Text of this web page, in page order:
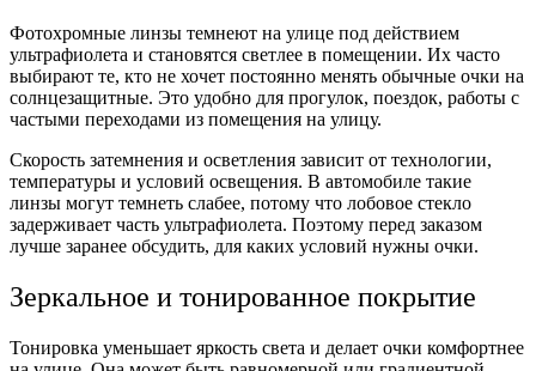
Фотохромные линзы темнеют на улице под действием
ультрафиолета и становятся светлее в помещении. Их часто
выбирают те, кто не хочет постоянно менять обычные очки на
солнцезащитные. Это удобно для прогулок, поездок, работы с
частыми переходами из помещения на улицу.
Скорость затемнения и осветления зависит от технологии,
температуры и условий освещения. В автомобиле такие
линзы могут темнеть слабее, потому что лобовое стекло
задерживает часть ультрафиолета. Поэтому перед заказом
лучше заранее обсудить, для каких условий нужны очки.
Зеркальное и тонированное покрытие
Тонировка уменьшает яркость света и делает очки комфортнее